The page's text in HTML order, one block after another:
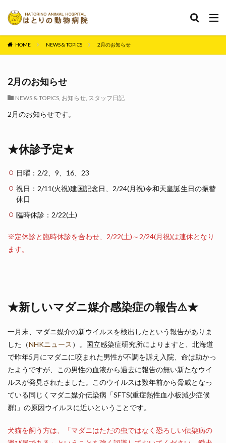
HOME NEWS & TOPICS 2月のお知らせ
2月のお知らせ
NEWS & TOPICS, お知らせ, スタッフ日記
2月のお知らせです。
★休診予定★
日曜：2/2、9、16、23
祝日：2/11(火祝)建国記念日、2/24(月祝)令和天皇誕生日の振替
休日
臨時休診：2/22(土)
※定休診と臨時休診を合わせ、2/22(土)～2/24(月祝)は連休となり
ます。
★新しいマダニ媒介感染症の報告⚠★
一月末、マダニ媒介の新ウイルスを検出したという報告がありま
した（NHKニュース ）。国立感染症研究所によりますと、北海道
で昨年5月にマダニに咬まれた男性が不調を訴え入院、命は助かっ
たようですが、この男性の血液から過去に報告の無い新たなウイ
ルスが発見されたました。このウイルスは数年前から脅威となっ
ている同じくマダニ媒介伝染病「SFTS(重症熱性血小板減少症候
群)」の原因ウイルスに近いということです。
犬猫を飼う方は、「マダニはただの虫ではなく恐ろしい伝染病の
カテゴリー
タグ
セミナー ペット保険 保険
歯科 歯石